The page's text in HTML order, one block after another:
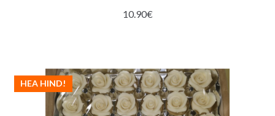
10.90€
HEA HIND!